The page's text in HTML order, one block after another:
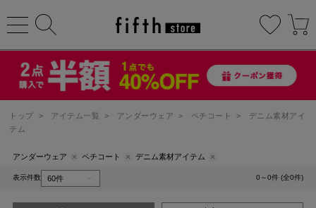
トップ > アイテム一覧 > アンダーウェア > ペチコート >
デニム素材アイ
テム
アンダーウェア ペチコート デニム素材アイテム
表示件数 0～0件 (全0件)